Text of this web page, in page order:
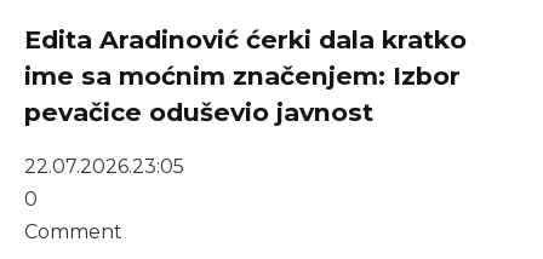
Edita Aradinović ćerki dala kratko
ime sa moćnim značenjem: Izbor
pevačice oduševio javnost
22.07.2026.23:05
0
Comment